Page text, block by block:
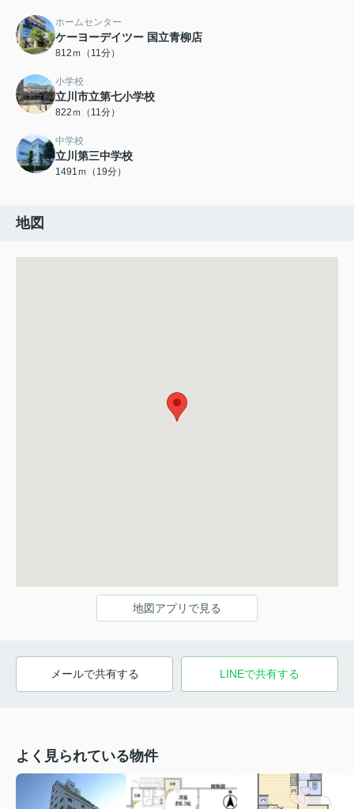
ホームセンター
ケーヨーデイツー 国立青柳店
812ｍ（11分）
小学校
立川市立第七小学校
822ｍ（11分）
中学校
立川第三中学校
1491ｍ（19分）
地図
地図アプリで見る
メールで共有する LINEで共有する
よく見られている物件